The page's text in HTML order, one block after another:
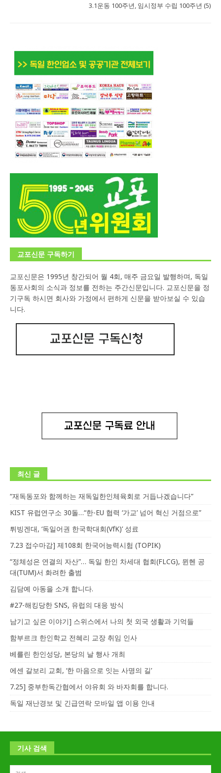
3.1운동 100주년, 임시정부 수립 100주년 (5)
교포신문 구독하기
교포신문은 1995년 창간되어 월 4회, 매주 금요일 발행하며, 독일
동포사회의 소식과 정보를 전하는 주간신문입니다. 교포신문을 정
기구독 하시면 회사와 가정에서 편하게 신문을 받아보실 수 있습
니다.
최신 글
“재독동포와 함께하는 재독일한인체육회로 거듭나겠습니다”
KIST 유럽연구소 30돌…“한-EU 협력 ‘가교’ 넘어 혁신 거점으로”
튀빙겐대, ‘독일어권 한국학대회(VfK)’ 성료
7.23 접수마감] 제108회 한국어능력시험 (TOPIK)
“정체성은 연결의 자산”… 독일 한인 차세대 협회(FLCG), 뮌헨 공
대(TUM)서 화려한 출범
김담예 아동을 소개 합니다.
#27-해킹당한 SNS, 유럽의 대응 방식
남기고 싶은 이야기] 스위스에서 나의 첫 외국 생활과 기억들
함부르크 한인학교 전혜리 교장 취임 인사
베를린 한인성당, 본당의 날 행사 개최
에센 갈보리 교회, ‘한 마음으로 잇는 사명의 길’
7.25] 중부한독간협에서 야유회 와 바자회를 합니다.
독일 재난경보 및 긴급연락 모바일 앱 이용 안내
기사 검색